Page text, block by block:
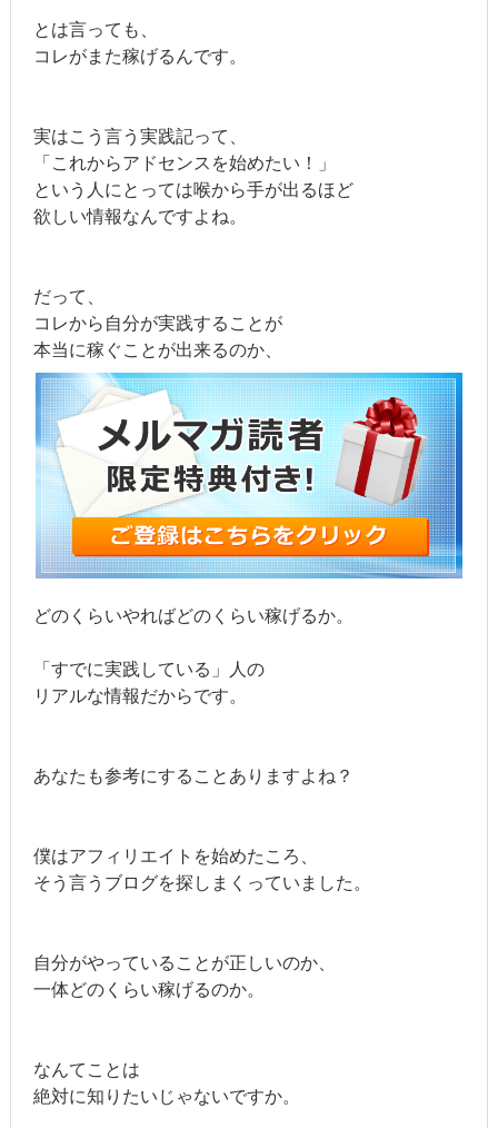
とは言っても、
コレがまた稼げるんです。
実はこう言う実践記って、
「これからアドセンスを始めたい！」
という人にとっては喉から手が出るほど
欲しい情報なんですよね。
だって、
コレから自分が実践することが
本当に稼ぐことが出来るのか、
どのくらいやればどのくらい稼げるか。
「すでに実践している」人の
リアルな情報だからです。
あなたも参考にすることありますよね？
僕はアフィリエイトを始めたころ、
そう言うブログを探しまくっていました。
自分がやっていることが正しいのか、
一体どのくらい稼げるのか。
なんてことは
絶対に知りたいじゃないですか。